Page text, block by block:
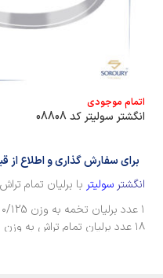
اتمام موجودی
انگشتر سولیتر کد 08808
برای سفارش گذاری و اطلاع از
انگشتر سولیتر با برلیان تمام تراش
۱ عدد برلیان تخمه به وزن ۰/۱25 قیراط
۱۸ عدد برلیان تمام تراش به وزن ۰/070 قیراط